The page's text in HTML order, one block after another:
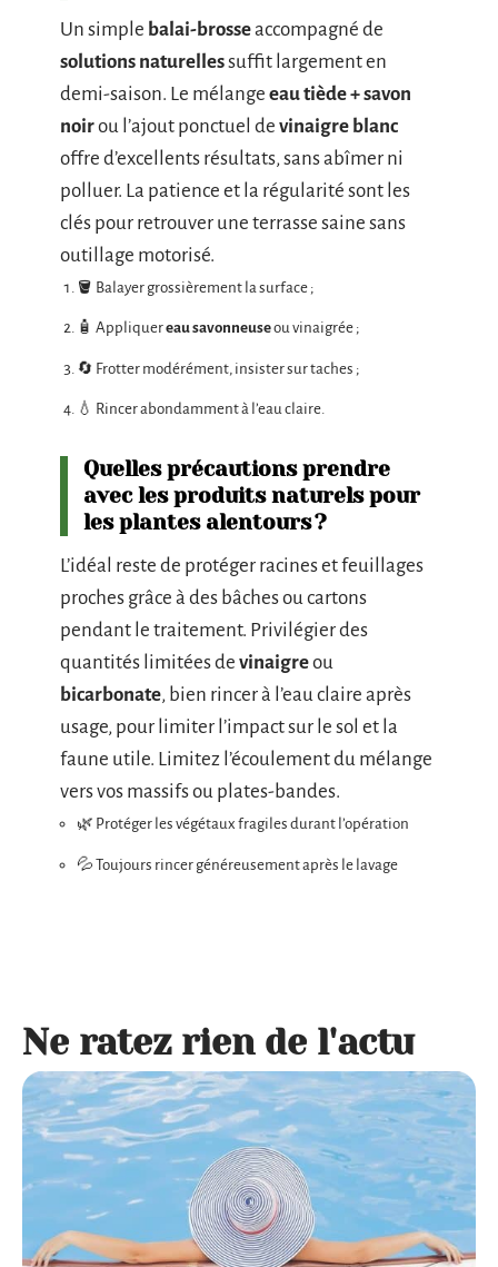
Un simple balai-brosseaccompagné de
solutions naturellessuffit largement en
demi-saison. Le mélange eau tiède + savon
noirou l’ajout ponctuel de vinaigre blanc
offre d’excellents résultats, sans abîmer ni
polluer. La patience et la régularité sont les
clés pour retrouver une terrasse saine sans
outillage motorisé.
🪣 Balayer grossièrement la surface ;
🧴 Appliquereau savonneuseou vinaigrée ;
🔄 Frotter modérément, insister sur taches ;
💧 Rincer abondamment à l’eau claire.
Quelles précautions prendre
avec les produits naturels pour
les plantes alentours ?
L’idéal reste de protéger racines et feuillages
proches grâce à des bâches ou cartons
pendant le traitement. Privilégier des
quantités limitées de vinaigreou
bicarbonate, bien rincer à l’eau claire après
usage, pour limiter l’impact sur le sol et la
faune utile. Limitez l’écoulement du mélange
vers vos massifs ou plates-bandes.
🌿 Protéger les végétaux fragiles durant l’opération
💦 Toujours rincer généreusement après le lavage
Ne ratez rien de l'actu